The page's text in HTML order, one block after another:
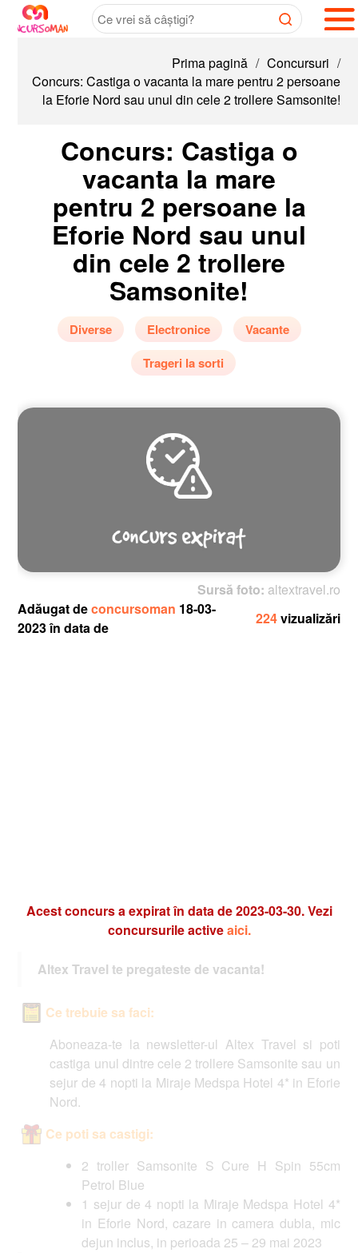
Prima pagină / Concursuri /
Concurs: Castiga o vacanta la mare pentru 2 persoane
la Eforie Nord sau unul din cele 2 trollere Samsonite!
Concurs: Castiga o
vacanta la mare
pentru 2 persoane la
Eforie Nord sau unul
din cele 2 trollere
Samsonite!
Diverse Electronice
Vacante
Trageri la sorti
Sursă foto:altextravel.ro
Adăugat deconcursoman18-03-
2023 în data de
224vizualizări
Acest concurs a expirat în data de 2023-03-30. Vezi
concursurile activeaici.
Altex Travel te pregateste de vacanta!
Ce trebuie sa faci:
Aboneaza-te la newsletter-ul Altex Travel si poti
castiga unul dintre cele 2 trollere Samsonite sau un
sejur de 4 nopti la Miraje Medspa Hotel 4* in Eforie
Nord.
Ce poti sa castigi:
2 troller Samsonite S Cure H Spin 55cm
Petrol Blue
1 sejur de 4 nopti la Miraje Medspa Hotel 4*
in Eforie Nord, cazare in camera dubla, mic
dejun inclus, in perioada 25 – 29 mai 2023